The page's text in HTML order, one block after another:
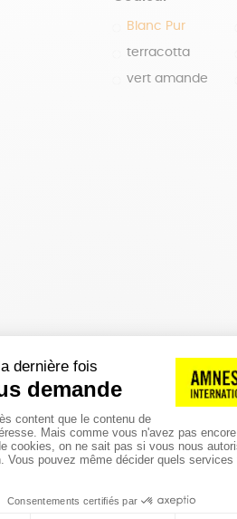
Blanc Pur
terracotta
vert amande